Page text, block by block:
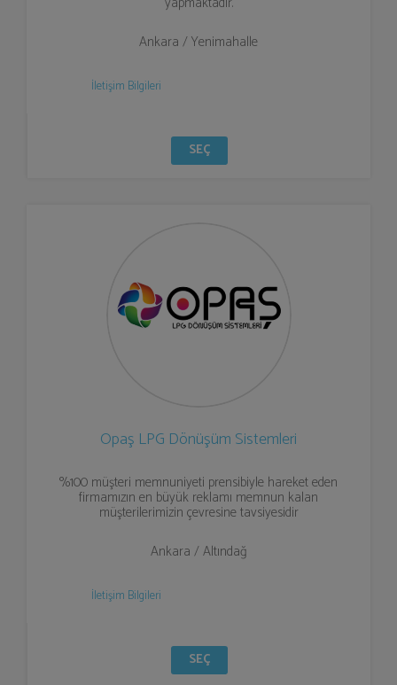
Ankara / Yenimahalle
İletişim Bilgileri
SEÇ
Opaş LPG Dönüşüm Sistemleri
%100 müşteri memnuniyeti prensibiyle hareket eden
firmamızın en büyük reklamı memnun kalan
müşterilerimizin çevresine tavsiyesidir
Ankara / Altındağ
İletişim Bilgileri
SEÇ